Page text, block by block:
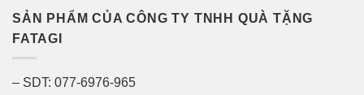
SẢN PHẨM CỦA CÔNG TY TNHH QUÀ TẶNG
FATAGI
– SDT: 077-6976-965